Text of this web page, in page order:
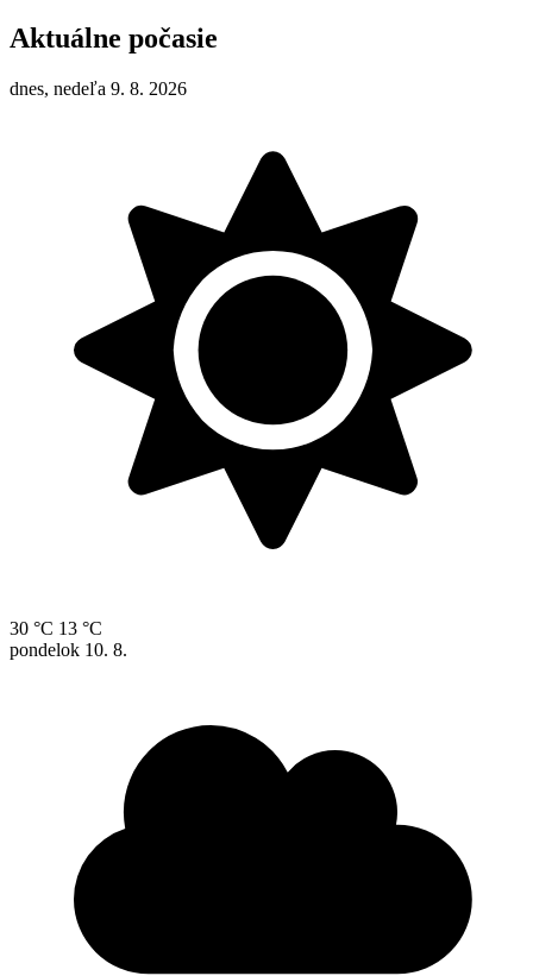
Aktuálne počasie
dnes, nedeľa 9. 8. 2026
30 °C 13 °C
pondelok 10. 8.